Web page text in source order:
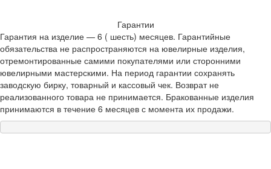
Гарантии
Гарантия на изделие — 6 ( шесть) месяцев. Гарантийные
обязательства не распространяются на ювелирные изделия,
отремонтированные самими покупателями или сторонними
ювелирными мастерскими. На период гарантии сохранять
заводскую бирку, товарный и кассовый чек. Возврат не
реализованного товара не принимается. Бракованные изделия
принимаются в течение 6 месяцев с момента их продажи.